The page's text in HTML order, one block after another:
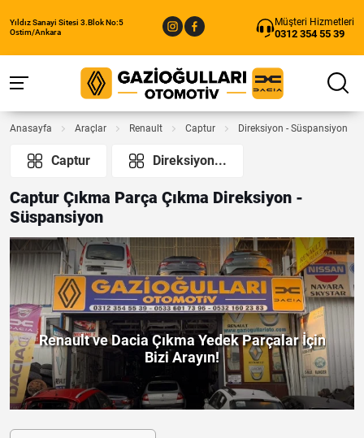
Yıldız Sanayi Sitesi 3.Blok No:5
Ostim/Ankara
Müşteri Hizmetleri
0312 354 55 39
Anasayfa Araçlar Renault Captur Direksiyon - Süspansiyon
Captur Direksiyon...
Captur Çıkma Parça Çıkma Direksiyon -
Süspansiyon
Renault ve Dacia Çıkma Yedek Parçalar İçin
Bizi Arayın!